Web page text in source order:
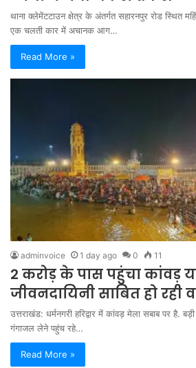
थाना क्लेमेंटटाउन क्षेत्र के अंतर्गत सहारनपुर रोड स्थित
एक चलती कार में अचानक आग…
Read More »
adminvoice 1 day ago 0 11
2 करोड़ के पास पहुंचा कांवड़
जीवनदायिनी साबित हो रही
उत्तराखंड: धर्मनगरी हरिद्वार में कांवड़ मेला सबाब पर है.
गंगाजल लेने पहुंच रहे…
Read More »